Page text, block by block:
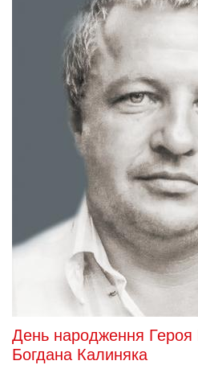
День народження Героя
Богдана Калиняка